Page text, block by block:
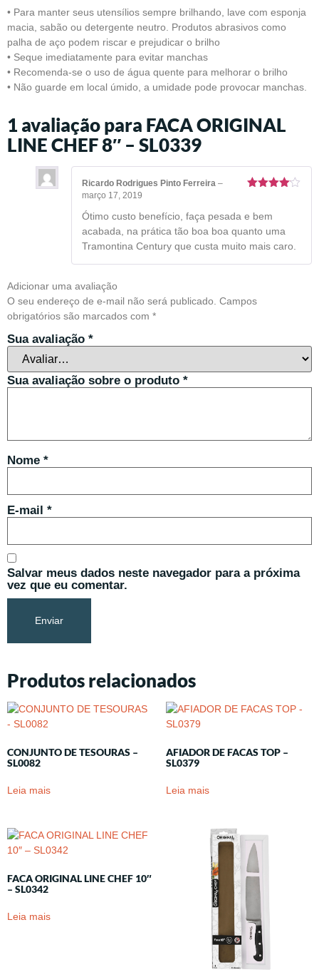
• Para manter seus utensílios sempre brilhando, lave com esponja
macia, sabão ou detergente neutro. Produtos abrasivos como
palha de aço podem riscar e prejudicar o brilho
• Seque imediatamente para evitar manchas
• Recomenda-se o uso de água quente para melhorar o brilho
• Não guarde em local úmido, a umidade pode provocar manchas.
1 avaliação para FACA ORIGINAL
LINE CHEF 8″ – SL0339
Ricardo Rodrigues Pinto Ferreira –
março 17, 2019
Ótimo custo benefício, faça pesada e bem
acabada, na prática tão boa boa quanto uma
Tramontina Century que custa muito mais caro.
Adicionar uma avaliação
O seu endereço de e-mail não será publicado. Campos
obrigatórios são marcados com *
Sua avaliação *
Sua avaliação sobre o produto *
Nome *
E-mail *
Salvar meus dados neste navegador para a próxima
vez que eu comentar.
Produtos relacionados
CONJUNTO DE TESOURAS –
SL0082
Leia mais
AFIADOR DE FACAS TOP –
SL0379
Leia mais
FACA ORIGINAL LINE CHEF 10″
– SL0342
Leia mais